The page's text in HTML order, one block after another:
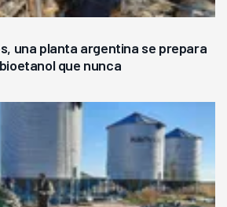
una planta argentina se prepara
que nunca